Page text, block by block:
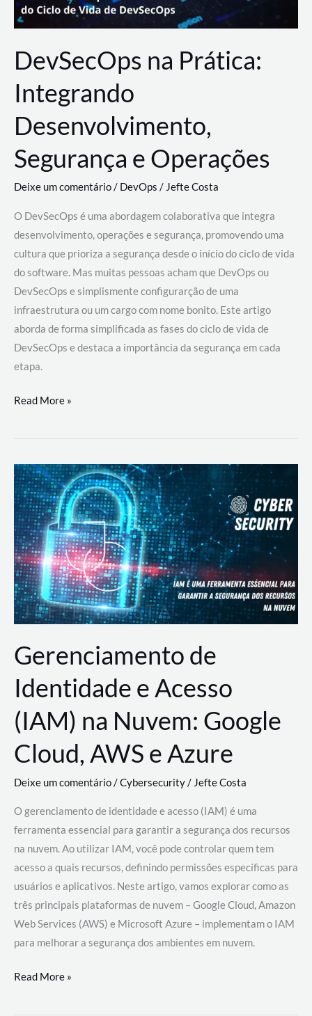
DevSecOps na Prática:
Integrando
Desenvolvimento,
Segurança e Operações
Deixe um comentário/ DevOps /Jefte Costa
O DevSecOps é uma abordagem colaborativa que integra
desenvolvimento, operações e segurança, promovendo uma
cultura que prioriza a segurança desde o início do ciclo de vida
do software. Mas muitas pessoas acham que DevOps ou
DevSecOps e simplismente configurarção de uma
infraestrutura ou um cargo com nome bonito. Este artigo
aborda de forma simplificada as fases do ciclo de vida de
DevSecOps e destaca a importância da segurança em cada
etapa.
DevSecOps
Prática:
Desenvolvimento,
Segurança
e
Operações
Read More »
Gerenciamento de
Identidade e Acesso
(IAM) na Nuvem: Google
Cloud, AWS e Azure
Deixe um comentário/Cybersecurity/ Jefte Costa
O gerenciamento de identidade e acesso (IAM) é uma
ferramenta essencial para garantir a segurança dos recursos
na nuvem. Ao utilizar IAM, você pode controlar quem tem
acesso a quais recursos, definindo permissões específicas para
usuários e aplicativos. Neste artigo, vamos explorar como as
três principais plataformas de nuvem – Google Cloud, Amazon
Web Services (AWS) e Microsoft Azure – implementam o IAM
para melhorar a segurança dos ambientes em nuvem.
Gerenciamento
Read More »